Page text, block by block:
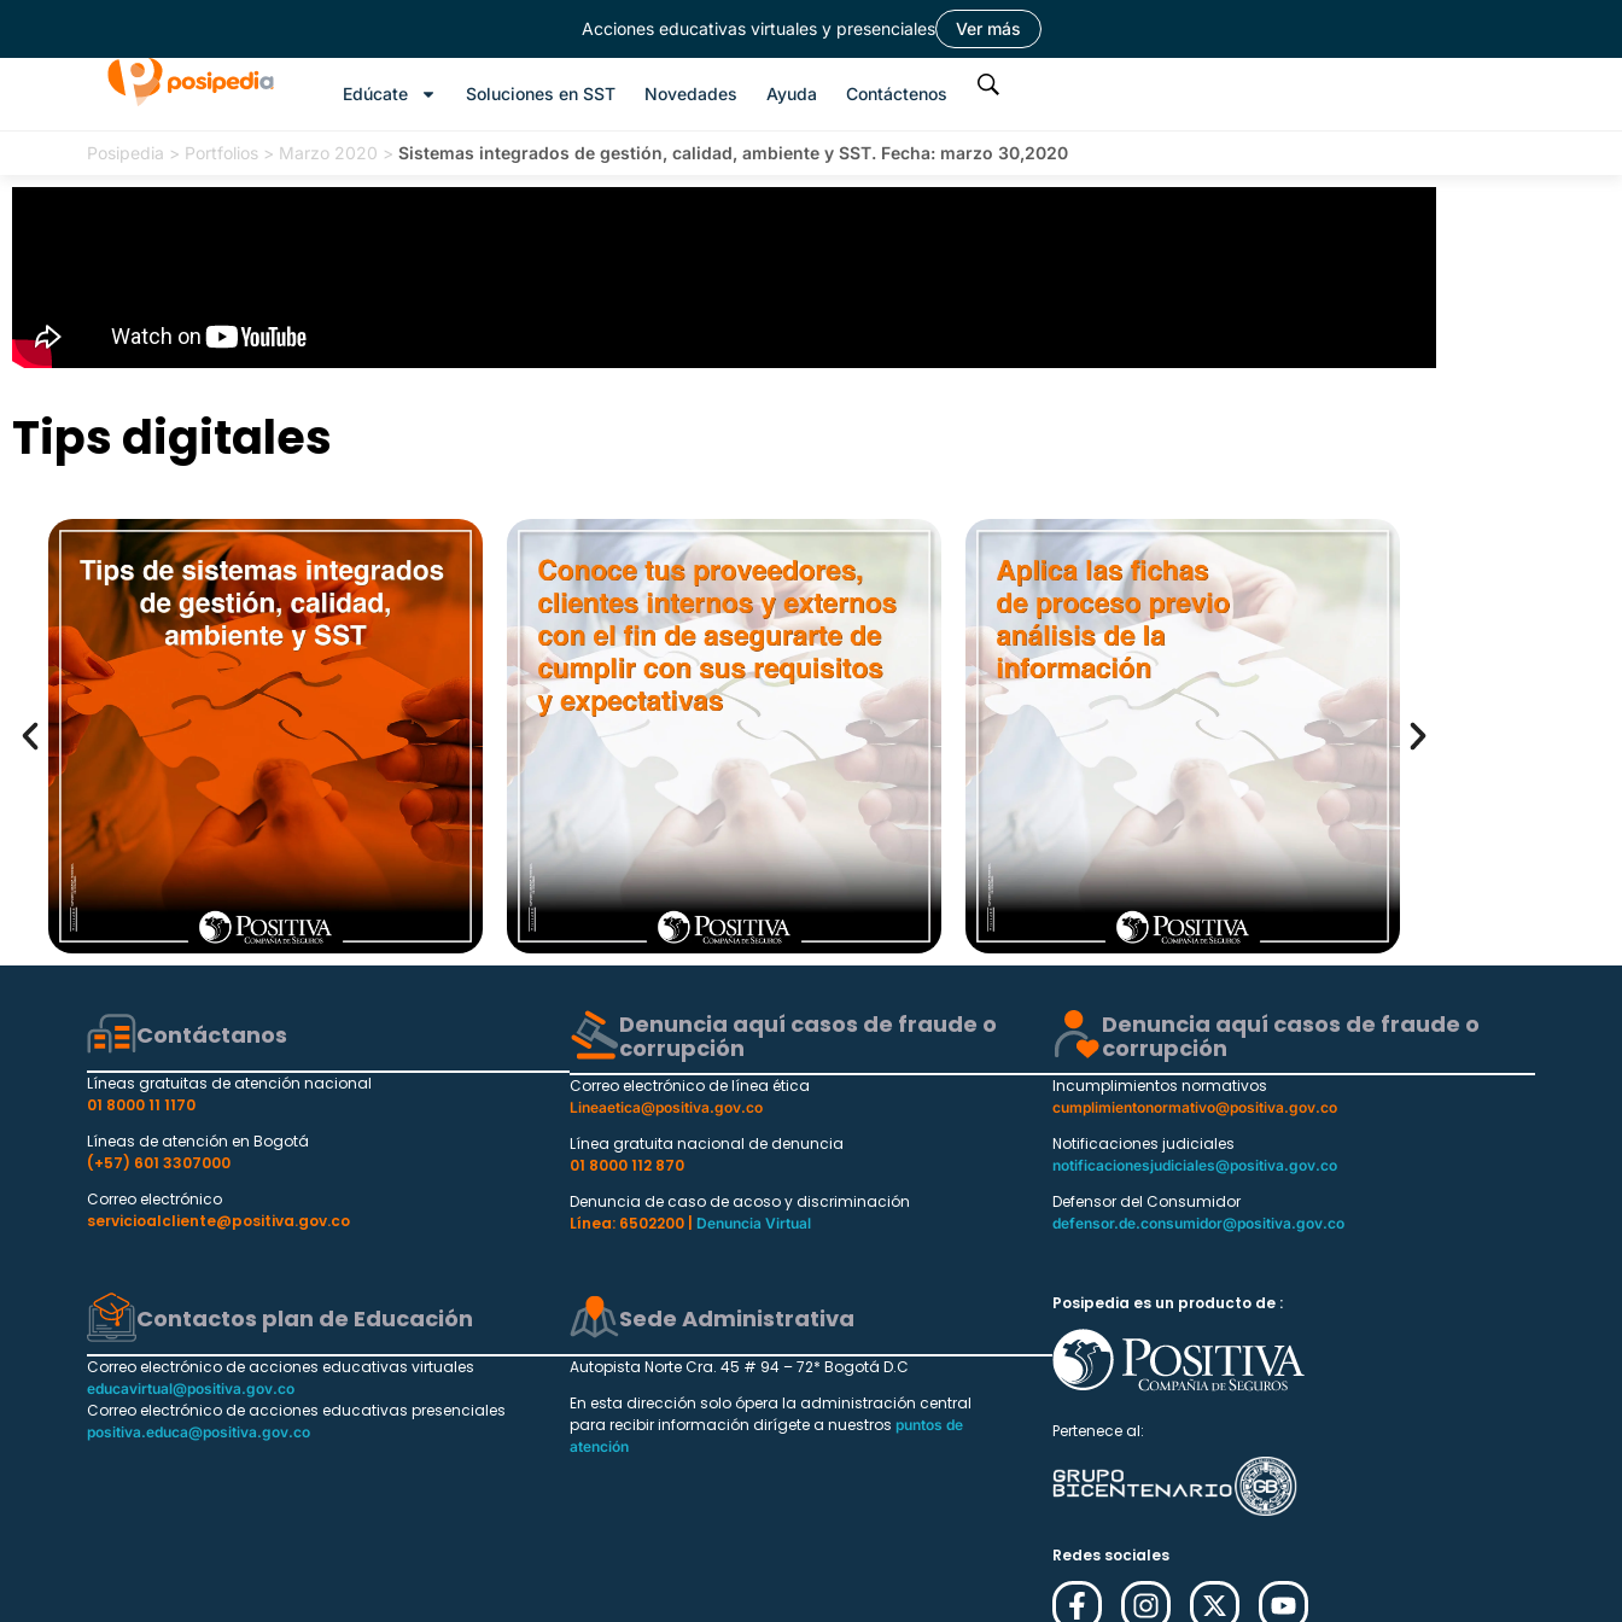
Acciones educativas virtuales y presenciales Ver más
Edúcate Soluciones en SST Novedades Ayuda Contáctenos
Posipedia > Portfolios > Marzo 2020 > Sistemas integrados de gestión, calidad, ambiente y SST. Fecha: marzo 30,2020
Tips digitales
Contáctanos
Líneas gratuitas de atención nacional
01 8000 11 1170
Líneas de atención en Bogotá
(+57) 601 3307000
Correo electrónico
servicioalcliente@positiva.gov.co
Denuncia aquí casos de fraude o
corrupción
Correo electrónico de línea ética
Lineaetica@positiva.gov.co
Línea gratuita nacional de denuncia
01 8000 112 870
Denuncia de caso de acoso y discriminación
Línea: 6502200 |
Denuncia Virtual
Denuncia aquí casos de fraude o
corrupción
Incumplimientos normativos
cumplimientonormativo@positiva.gov.co
Notificaciones judiciales
notificacionesjudiciales@positiva.gov.co
Defensor del Consumidor
defensor.de.consumidor@positiva.gov.co
Contactos plan de Educación
Correo electrónico de acciones educativas virtuales
educavirtual@positiva.gov.co
Correo electrónico de acciones educativas presenciales
positiva.educa@positiva.gov.co
Sede Administrativa
Autopista Norte Cra. 45 # 94 – 72* Bogotá D.C
En esta dirección solo ópera la administración central
para recibir información dirígete a nuestros puntos de
atención
Posipedia es un producto de :
Pertenece al:
Redes sociales